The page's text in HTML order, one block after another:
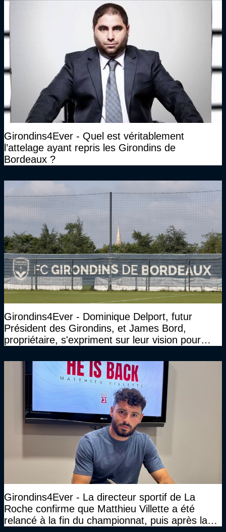
Girondins4Ever - Quel est véritablement
l’attelage ayant repris les Girondins de
Bordeaux ?
Girondins4Ever - Dominique Delport, futur
Président des Girondins, et James Bord,
propriétaire, s'expriment sur leur vision pour
Girondins4Ever - La directeur sportif de La
Roche confirme que Matthieu Villette a été
relancé à la fin du championnat, puis après la